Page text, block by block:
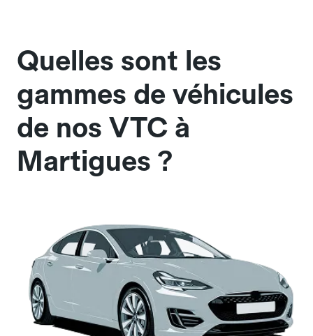
Quelles sont les
gammes de véhicules
de nos VTC à
Martigues ?